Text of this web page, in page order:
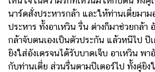
นาร์ดสั่งประหารกล้า และให้ท่านเตี่ยมา
ประหาร ทั้งอาเหวิน รื่น ต่างก็มาช่วยกล้า
กล้าจับตนเองเป็นตัวประกัน แล้วหนีไป ปี
ยิงใส่อังเดรจนได้รับบาดเจ็บ อาเหวิน พา
กับท่านเตี่ย ส่วนรื่นตามปีเตอร์ไป ทั้งคู่ยิง